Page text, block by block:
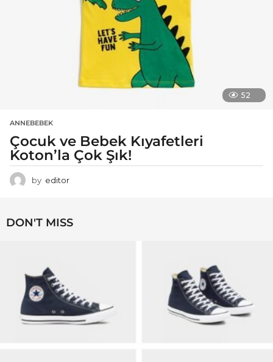
52
ANNEBEBEK
Çocuk ve Bebek Kıyafetleri
Koton’la Çok Şık!
by editor
DON'T MISS